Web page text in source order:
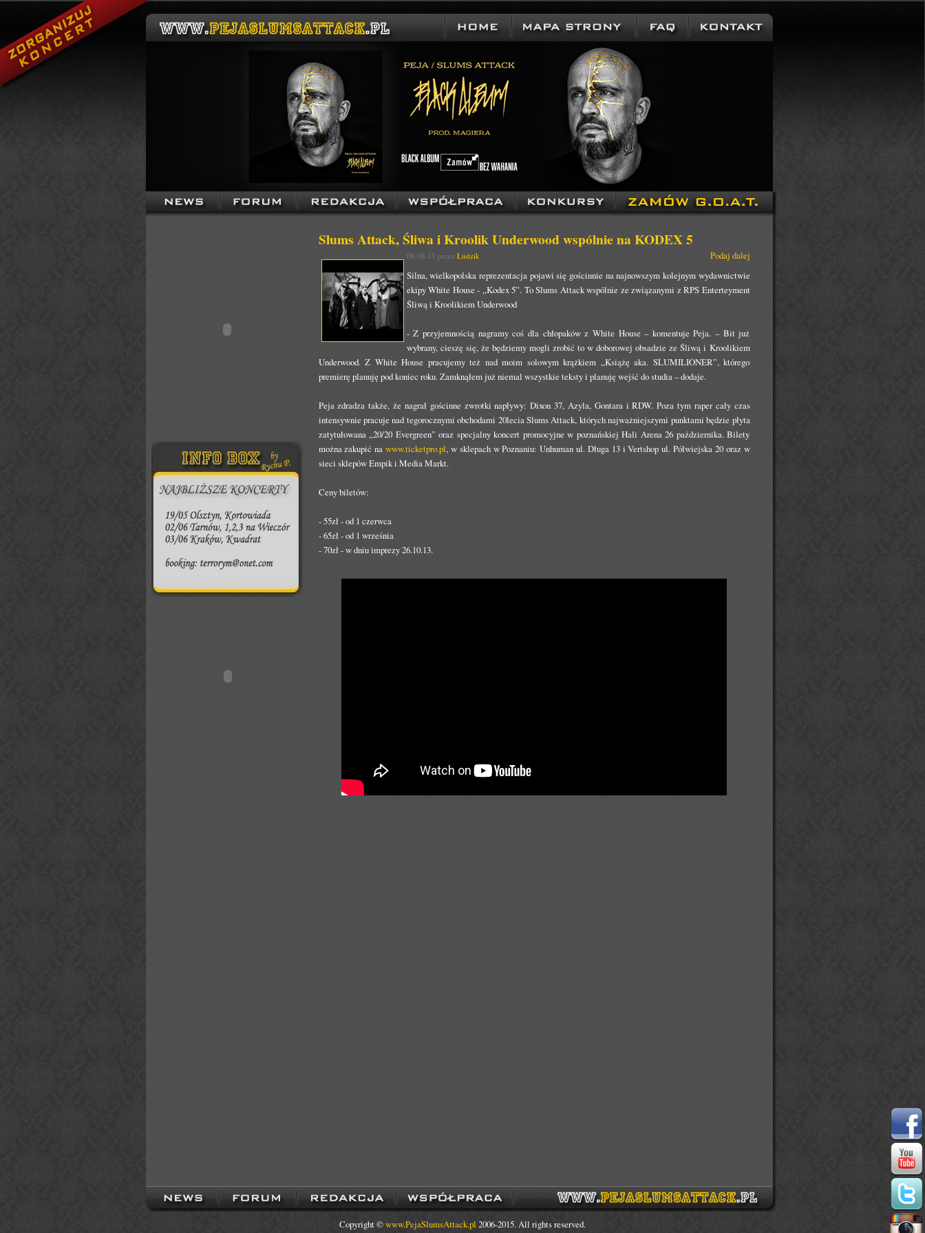
Slums Attack, Śliwa i Kroolik Underwood wspólnie na KODEX 5
08.08.13 przez Łudzik
Podaj dalej
Silna, wielkopolska reprezentacja pojawi się gościnnie na najnowszym kolejnym wydawnictwie
ekipy White House - „Kodex 5”. To Slums Attack wspólnie ze związanymi z RPS Enterteyment
Śliwą i Kroolikiem Underwood
- Z przyjemnością nagramy coś dla chłopaków z White House – komentuje Peja. – Bit już
wybrany, cieszę się, że będziemy mogli zrobić to w doborowej obsadzie ze Śliwą i Kroolikiem
Underwood. Z White House pracujemy też nad moim solowym krążkiem „Książę aka. SLUMILIONER”, którego
premierę planuję pod koniec roku. Zamknąłem już niemal wszystkie teksty i planuję wejść do studia – dodaje.
Peja zdradza także, że nagrał gościnne zwrotki napływy: Dixon 37, Azyla, Gontara i RDW. Poza tym raper cały czas
intensywnie pracuje nad tegorocznymi obchodami 20lecia Slums Attack, których najważniejszymi punktami będzie płyta
zatytułowana „20/20 Evergreen” oraz specjalny koncert promocyjne w poznańskiej Hali Arena 26 października. Bilety
można zakupić na www.ticketpro.pl, w sklepach w Poznaniu: Unhuman ul. Długa 13 i Vertshop ul. Półwiejska 20 oraz w
sieci sklepów Empik i Media Markt.
Ceny biletów:
- 55zł - od 1 czerwca
- 65zł - od 1 września
- 70zł - w dniu imprezy 26.10.13.
Copyright ©www.PejaSlumsAttack.pl 2006-2015. All rights reserved.